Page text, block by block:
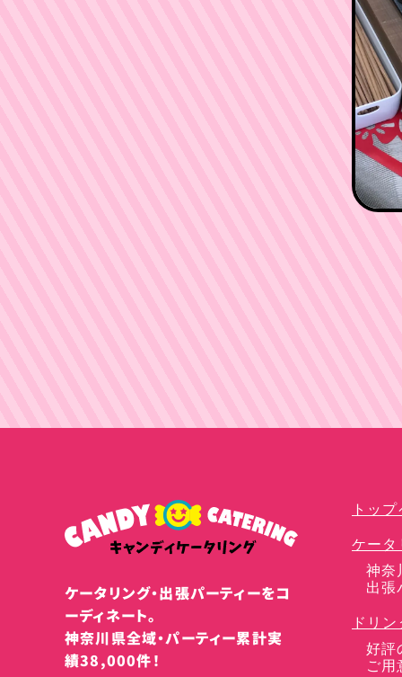
ケータリングプラン
ケータリング・出張パーティーをコ
ーディネート。
神奈川県全域・パーティー累計実
績38,000件！
トッ
ケー
神奈
出張
ドリ
好評
ご